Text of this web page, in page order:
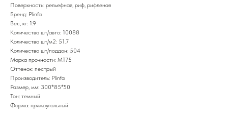
Поверхность: рельефная, риф, рифленая
Бренд: Plinfa
Вес, кг: 1.9
Количество шт/авто: 10088
Количество шт/м2: 51.7
Количество шт/поддон: 504
Марка прочности: М175
Оттенок: пестрый
Производитель: Plinfa
Размер, мм: 300*85*50
Тон: темный
Форма: прямоугольный